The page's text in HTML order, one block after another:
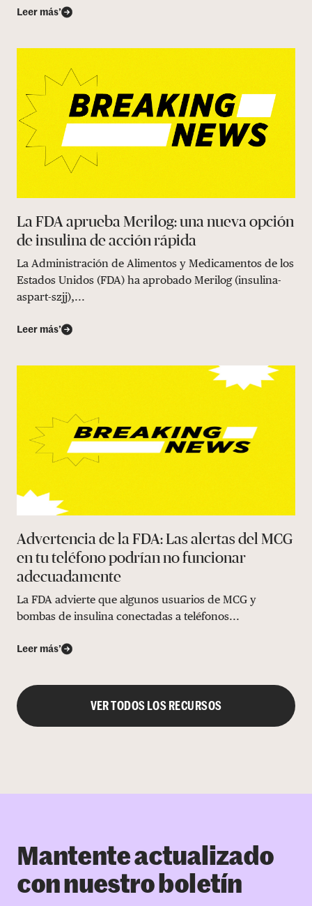
Leer más’
La FDA aprueba Merilog: una nueva opción
de insulina de acción rápida
La Administración de Alimentos y Medicamentos de los
Estados Unidos (FDA) ha aprobado Merilog (insulina-
aspart-szjj),...
Leer más’
Advertencia de la FDA: Las alertas del MCG
en tu teléfono podrían no funcionar
adecuadamente
La FDA advierte que algunos usuarios de MCG y
bombas de insulina conectadas a teléfonos...
Leer más’
VER TODOS LOS RECURSOS
Mantente actualizado
con nuestro boletín